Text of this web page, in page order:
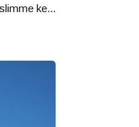
ke...